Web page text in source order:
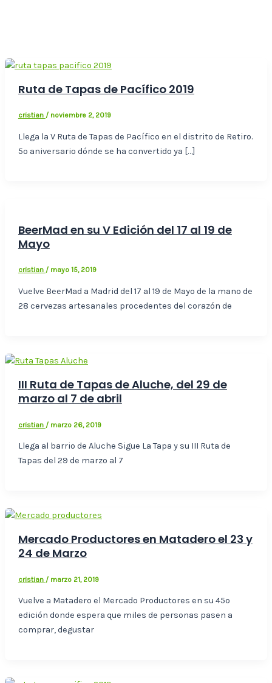
Ruta de Tapas de Pacífico 2019
cristian / noviembre 2, 2019
Llega la V Ruta de Tapas de Pacífico en el distrito de Retiro.
5º aniversario dónde se ha convertido ya […]
BeerMad en su V Edición del 17 al 19 de
Mayo
cristian / mayo 15, 2019
Vuelve BeerMad a Madrid del 17 al 19 de Mayo de la mano de
28 cervezas artesanales procedentes del corazón de
III Ruta de Tapas de Aluche, del 29 de
marzo al 7 de abril
cristian / marzo 26, 2019
Llega al barrio de Aluche Sigue La Tapa y su III Ruta de
Tapas del 29 de marzo al 7
Mercado Productores en Matadero el 23 y
24 de Marzo
cristian / marzo 21, 2019
Vuelve a Matadero el Mercado Productores en su 45º
edición donde espera que miles de personas pasen a
comprar, degustar